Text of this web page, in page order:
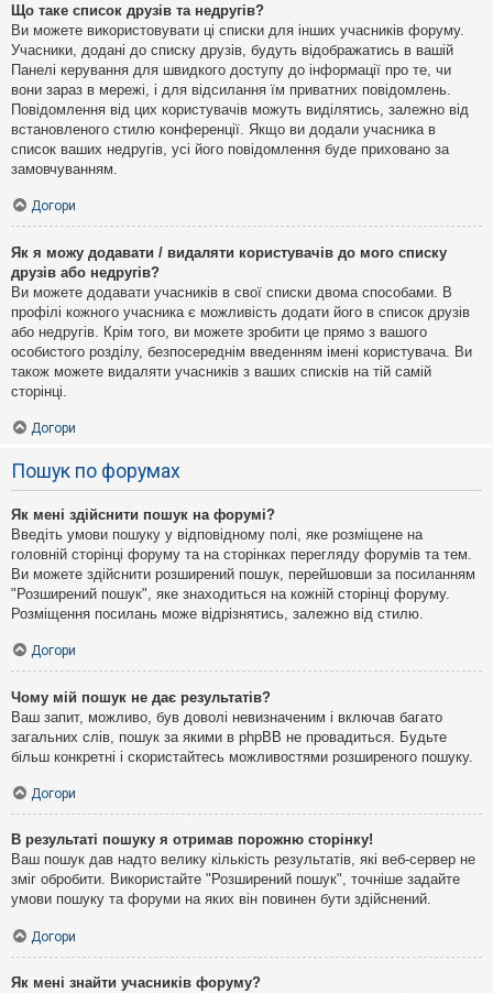
Що таке список друзів та недругів?
Ви можете використовувати ці списки для інших учасників форуму.
Учасники, додані до списку друзів, будуть відображатись в вашій
Панелі керування для швидкого доступу до інформації про те, чи
вони зараз в мережі, і для відсилання їм приватних повідомлень.
Повідомлення від цих користувачів можуть виділятись, залежно від
встановленого стилю конференції. Якщо ви додали учасника в
список ваших недругів, усі його повідомлення буде приховано за
замовчуванням.
Догори
Як я можу додавати / видаляти користувачів до мого списку
друзів або недругів?
Ви можете додавати учасників в свої списки двома способами. В
профілі кожного учасника є можливість додати його в список друзів
або недругів. Крім того, ви можете зробити це прямо з вашого
особистого розділу, безпосереднім введенням імені користувача. Ви
також можете видаляти учасників з ваших списків на тій самій
сторінці.
Догори
Пошук по форумах
Як мені здійснити пошук на форумі?
Введіть умови пошуку у відповідному полі, яке розміщене на
головній сторінці форуму та на сторінках перегляду форумів та тем.
Ви можете здійснити розширений пошук, перейшовши за посиланням
"Розширений пошук", яке знаходиться на кожній сторінці форуму.
Розміщення посилань може відрізнятись, залежно від стилю.
Догори
Чому мій пошук не дає результатів?
Ваш запит, можливо, був доволі невизначеним і включав багато
загальних слів, пошук за якими в phpBB не провадиться. Будьте
більш конкретні і скористайтесь можливостями розширеного пошуку.
Догори
В результаті пошуку я отримав порожню сторінку!
Ваш пошук дав надто велику кількість результатів, які веб-сервер не
зміг обробити. Використайте "Розширений пошук", точніше задайте
умови пошуку та форуми на яких він повинен бути здійснений.
Догори
Як мені знайти учасників форуму?